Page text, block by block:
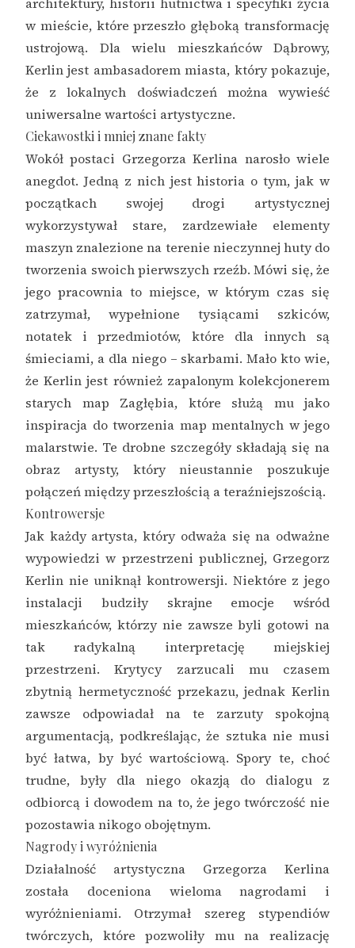
w mieście, które przeszło głęboką transformację
ustrojową. Dla wielu mieszkańców Dąbrowy,
Kerlin jest ambasadorem miasta, który pokazuje,
że z lokalnych doświadczeń można wywieść
uniwersalne wartości artystyczne.
Ciekawostki i mniej znane fakty
Wokół postaci Grzegorza Kerlina narosło wiele
anegdot. Jedną z nich jest historia o tym, jak w
początkach swojej drogi artystycznej
wykorzystywał stare, zardzewiałe elementy
maszyn znalezione na terenie nieczynnej huty do
tworzenia swoich pierwszych rzeźb. Mówi się, że
jego pracownia to miejsce, w którym czas się
zatrzymał, wypełnione tysiącami szkiców,
notatek i przedmiotów, które dla innych są
śmieciami, a dla niego – skarbami. Mało kto wie,
że Kerlin jest również zapalonym kolekcjonerem
starych map Zagłębia, które służą mu jako
inspiracja do tworzenia map mentalnych w jego
malarstwie. Te drobne szczegóły składają się na
obraz artysty, który nieustannie poszukuje
połączeń między przeszłością a teraźniejszością.
Kontrowersje
Jak każdy artysta, który odważa się na odważne
wypowiedzi w przestrzeni publicznej, Grzegorz
Kerlin nie uniknął kontrowersji. Niektóre z jego
instalacji budziły skrajne emocje wśród
mieszkańców, którzy nie zawsze byli gotowi na
tak radykalną interpretację miejskiej
przestrzeni. Krytycy zarzucali mu czasem
zbytnią hermetyczność przekazu, jednak Kerlin
zawsze odpowiadał na te zarzuty spokojną
argumentacją, podkreślając, że sztuka nie musi
być łatwa, by być wartościową. Spory te, choć
trudne, były dla niego okazją do dialogu z
odbiorcą i dowodem na to, że jego twórczość nie
pozostawia nikogo obojętnym.
Nagrody i wyróżnienia
Działalność artystyczna Grzegorza Kerlina
została doceniona wieloma nagrodami i
wyróżnieniami. Otrzymał szereg stypendiów
twórczych, które pozwoliły mu na realizację